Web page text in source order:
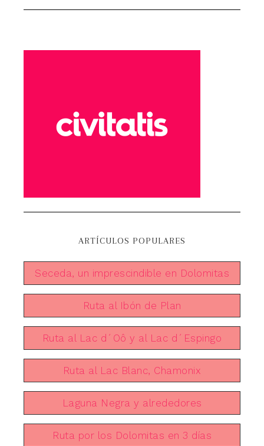
ARTÍCULOS POPULARES
Seceda, un imprescindible en Dolomitas
Ruta al Ibón de Plan
Ruta al Lac d´Oô y al Lac d´Espingo
Ruta al Lac Blanc, Chamonix
Laguna Negra y alrededores
Ruta por los Dolomitas en 3 días